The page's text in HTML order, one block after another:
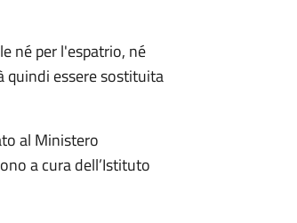
né per l'espatrio, né
quindi essere sostituita
al Ministero
a cura dell’Istituto